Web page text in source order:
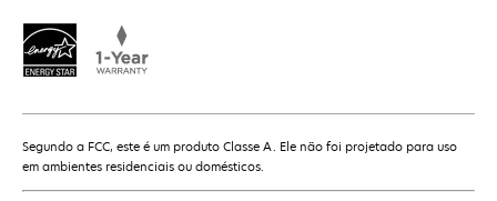
Segundo a FCC, este é um produto Classe A. Ele não foi projetado para uso
em ambientes residenciais ou domésticos.